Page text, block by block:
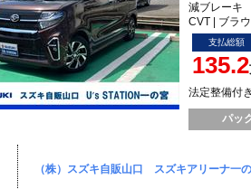
減ブレーキ
CVT | ブラ
支払総額
135.2
法定整備付
パッ
（株）スズキ自販山口 スズキアリーナ一